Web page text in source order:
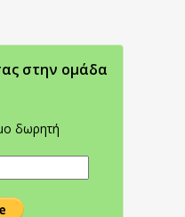
στην oμάδα
δωρητή